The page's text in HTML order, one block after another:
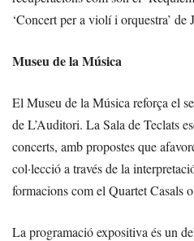
‘Concert per a violí i orquestra’ de
Museu de la Música
El Museu de la Música reforça el
de L’Auditori. La Sala de Teclats
concerts, amb propostes que
col·lecció a través de la
formacions com el Quartet Casals
La programació expositiva és un